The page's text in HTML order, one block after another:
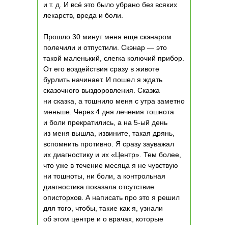
и т. д. И всё это было убрано без всяких
лекарств, вреда и боли.
Прошло 30 минут меня еще скэнаром
полечили и отпустили. Скэнар — это
такой маленький, слегка колючий прибор.
От его воздействия сразу в животе
бурлить начинает. И пошел я ждать
сказочного выздоровления. Сказка
ни сказка, а тошнило меня с утра заметно
меньше. Через 4 дня лечения тошнота
и боли прекратились, а на 5-ый день
из меня вышла, извините, такая дрянь,
вспомнить противно. Я сразу зауважал
их диагностику и их «Центр». Тем более,
что уже в течение месяца я не чувствую
ни тошноты, ни боли, а контрольная
диагностика показала отсутствие
описторхов. А написать про это я решил
для того, чтобы, такие как я, узнали
об этом центре и о врачах, которые